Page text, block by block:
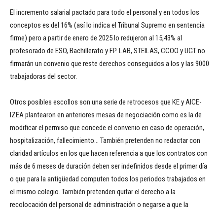
El incremento salarial pactado para todo el personal y en todos los
conceptos es del 16% (así lo indica el Tribunal Supremo en sentencia
firme) pero a partir de enero de 2025 lo redujeron al 15,43% al
profesorado de ESO, Bachillerato y FP. LAB, STEILAS, CCOO y UGT no
firmarán un convenio que reste derechos conseguidos a los y las 9000
trabajadoras del sector.
Otros posibles escollos son una serie de retrocesos que KE y AICE-
IZEA plantearon en anteriores mesas de negociación como es la de
modificar el permiso que concede el convenio en caso de operación,
hospitalización, fallecimiento… También pretenden no redactar con
claridad artículos en los que hacen referencia a que los contratos con
más de 6 meses de duración deben ser indefinidos desde el primer día
o que para la antigüedad computen todos los periodos trabajados en
el mismo colegio. También pretenden quitar el derecho a la
recolocación del personal de administración o negarse a que la